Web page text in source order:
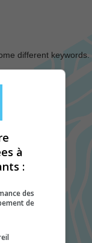
different keywords.
à
:
des
de